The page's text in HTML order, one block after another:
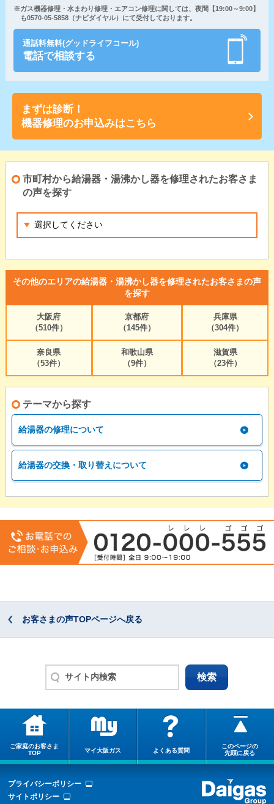
※ガス機器修理・水まわり修理・エアコン修理に関しては、夜間【19:00～9:00】
も0570-05-5858（ナビダイヤル）にて受付しております。
通話料無料(グッドライフコール)
電話で相談する
まずは診断！
機器修理のお申込みはこちら
市町村から給湯器・湯沸かし器を修理されたお客さま
の声を探す
その他のエリアの給湯器・湯沸かし器を修理されたお客さまの声
を探す
大阪府
（510件）
京都府
（145件）
兵庫県
（304件）
奈良県
（53件）
和歌山県
（9件）
滋賀県
（23件）
テーマから探す
給湯器の修理について
給湯器の交換・取り替えについて
お客さまの声TOPページへ戻る
ご家庭のお客さま
TOP
マイ大阪ガス よくある質問
このページの
先頭に戻る
プライバシーポリシー
サイトポリシー